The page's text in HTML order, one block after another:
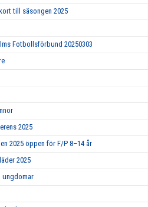
till säsongen 2025
Fotbollsförbund 20250303
2025
2025 öppen för F/P 8–14 år
2025
ungdomar